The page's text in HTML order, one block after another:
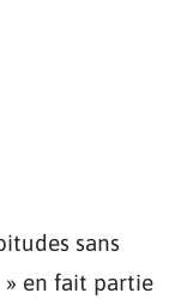
sans
» en fait partie